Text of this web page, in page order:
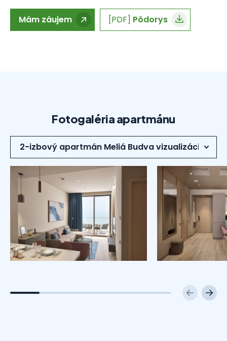
Mám záujem [PDF] Pôdorys
Fotogaléria apartmánu